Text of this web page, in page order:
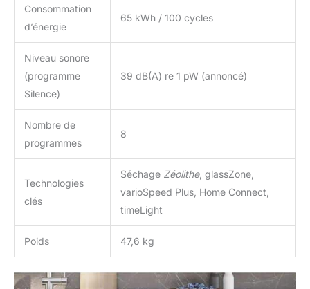
Consommation
d’énergie
65 kWh / 100 cycles
Niveau sonore
(programme
Silence)
39 dB(A) re 1 pW (annoncé)
Nombre de
programmes
8
Technologies
clés
Séchage Zéolithe, glassZone,
varioSpeed Plus, Home Connect,
timeLight
Poids 47,6 kg